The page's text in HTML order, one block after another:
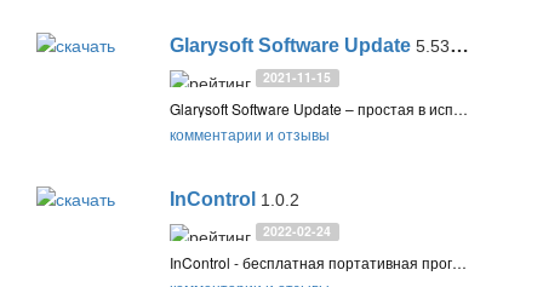
Glarysoft Software Update 5.53.0.52
2021-11-15
Glarysoft Software Update – простая в использовании утилита для проверки наличия новых версий установленных программ и их обновления до актуальных версий
комментарии и отзывы
InControl 1.0.2
2022-02-24
InControl - бесплатная портативная программа, с помощью которой можно отключить установку обновлений версии Windows 10 или Windows 11 и продолжать получать только обновления безопасности